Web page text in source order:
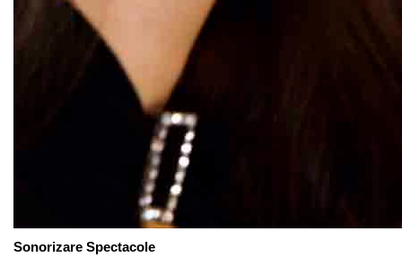
Sonorizare Spectacole